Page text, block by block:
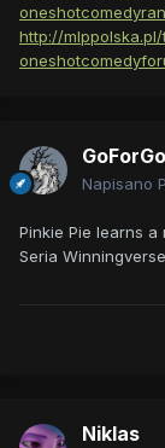
http://
Napisano
Pinkie Pie learns a
Seria Winningverse
Niklas